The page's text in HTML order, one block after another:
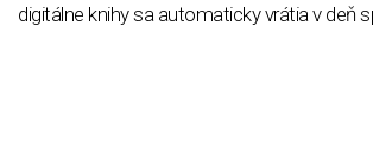
digitálne knihy sa automaticky vrátia v deň